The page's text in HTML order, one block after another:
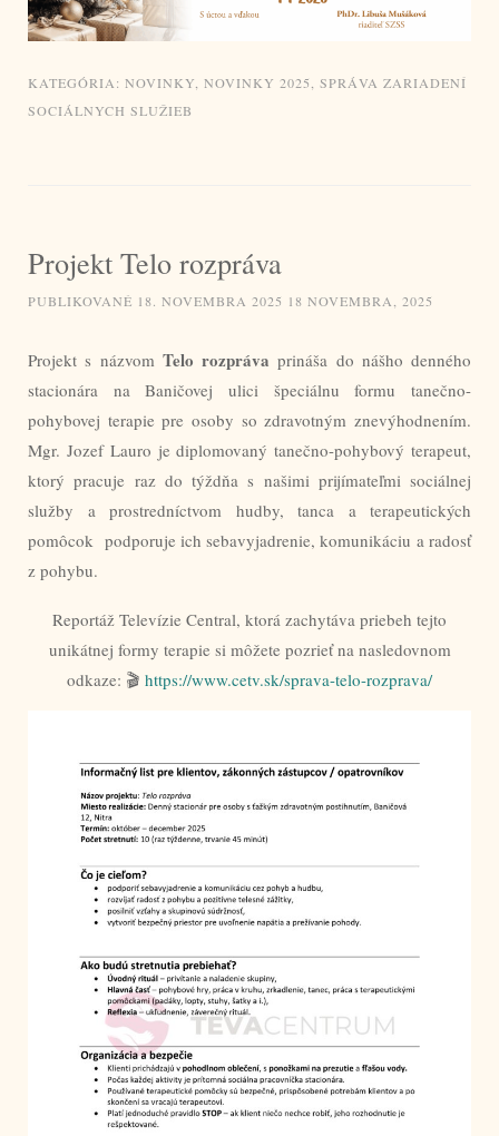
KATEGÓRIA: NOVINKY, NOVINKY 2025, SPRÁVA ZARIADENÍ
SOCIÁLNYCH SLUŽIEB
Projekt Telo rozpráva
PUBLIKOVANÉ 18. NOVEMBRA 2025 18 NOVEMBRA, 2025
Projekt s názvom Telo rozpráva prináša do nášho denného
stacionára na Baničovej ulici špeciálnu formu tanečno-
pohybovej terapie pre osoby so zdravotným znevýhodnením.
Mgr. Jozef Lauro je diplomovaný tanečno-pohybový terapeut,
ktorý pracuje raz do týždňa s našimi prijímateľmi sociálnej
služby a prostredníctvom hudby, tanca a terapeutických
pomôcok podporuje ich sebavyjadrenie, komunikáciu a radosť
z pohybu.
Reportáž Televízie Central, ktorá zachytáva priebeh tejto
unikátnej formy terapie si môžete pozrieť na nasledovnom
odkaze: 🎬 https://www.cetv.sk/sprava-telo-rozprava/